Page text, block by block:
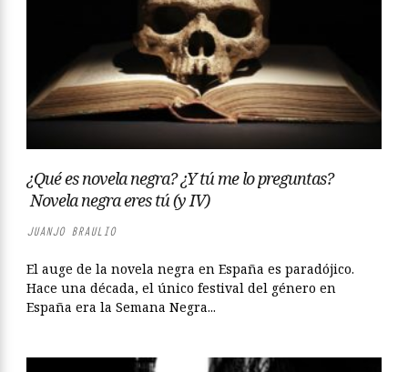
¿Qué es novela negra? ¿Y tú me lo preguntas?
Novela negra eres tú (y IV)
JUANJO BRAULIO
El auge de la novela negra en España es paradójico.
Hace una década, el único festival del género en
España era la Semana Negra...